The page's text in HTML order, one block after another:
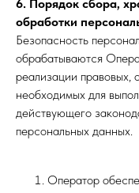
6. Порядок сбора,
обработки
Безопасность
обрабатываются
реализации правовых,
необходимых для
действующего
персональных данных.
Оператор